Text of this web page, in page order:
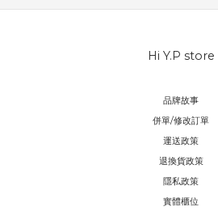
Hi Y.P store
品牌故事
併單/修改訂單
運送政策
退換貨政策
隱私政策
實體櫃位